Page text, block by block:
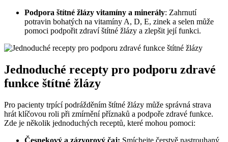
Podpora štítné žlázy vitamíny a minerály: Zahrnutí
potravin bohatých na vitamíny A, D, E, zinek a selen může
pomoci podpořit zdraví štítné žlázy a zlepšit její funkci.
Jednoduché recepty pro podporu zdravé
funkce štítné žlázy
Pro pacienty trpící podrážděním štítné žlázy může správná strava
hrát klíčovou roli při zmírnění příznaků a podpoře zdravé funkce.
Zde je několik jednoduchých receptů, které mohou pomoci:
Česnekový a zázvorový čaj: Smíchejte čerstvě nastrouhaný